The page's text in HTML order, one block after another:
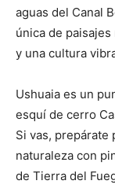
aguas del Canal
única de
y una cultura
Ushuaia es un
esquí de cerro
Si vas, prepárate
naturaleza con
de Tierra del